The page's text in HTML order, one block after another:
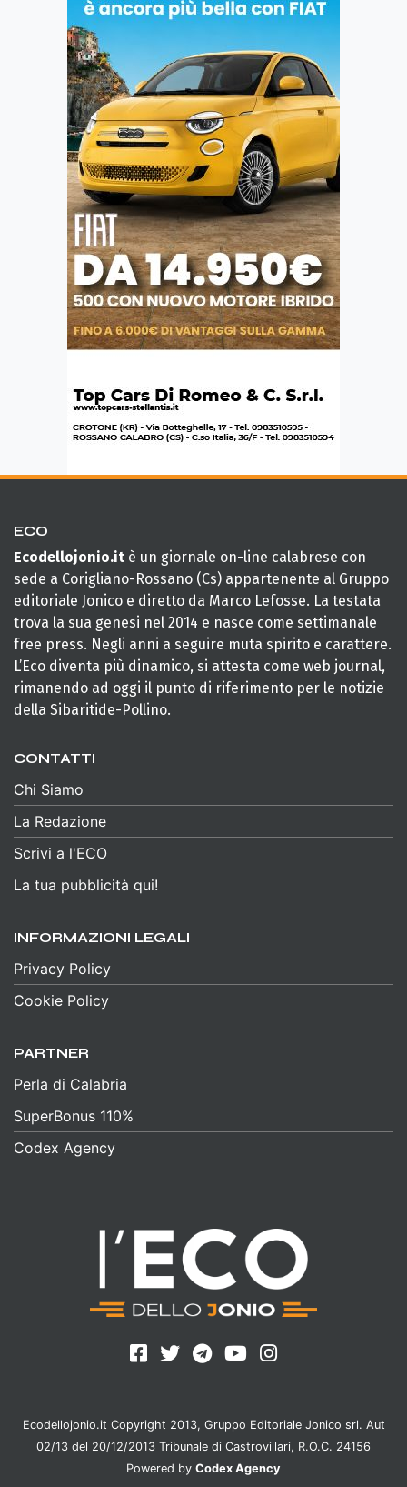
ECO
Ecodellojonio.it è un giornale on-line calabrese con
sede a Corigliano-Rossano (Cs) appartenente al Gruppo
editoriale Jonico e diretto da Marco Lefosse. La testata
trova la sua genesi nel 2014 e nasce come settimanale
free press. Negli anni a seguire muta spirito e carattere.
L’Eco diventa più dinamico, si attesta come web journal,
rimanendo ad oggi il punto di riferimento per le notizie
della Sibaritide-Pollino.
CONTATTI
Chi Siamo
La Redazione
Scrivi a l'ECO
La tua pubblicità qui!
INFORMAZIONI LEGALI
Privacy Policy
Cookie Policy
PARTNER
Perla di Calabria
SuperBonus 110%
Codex Agency
Ecodellojonio.it Copyright 2013, Gruppo Editoriale Jonico srl. Aut
02/13 del 20/12/2013 Tribunale di Castrovillari, R.O.C. 24156
Powered by Codex Agency